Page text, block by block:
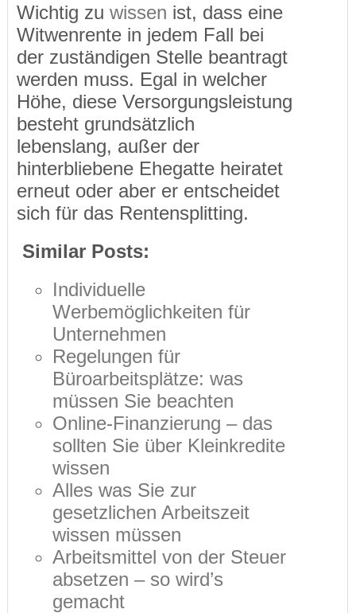
Wichtig zu wissen ist, dass eine
Witwenrente in jedem Fall bei
der zuständigen Stelle beantragt
werden muss. Egal in welcher
Höhe, diese Versorgungsleistung
besteht grundsätzlich
lebenslang, außer der
hinterbliebene Ehegatte heiratet
erneut oder aber er entscheidet
sich für das Rentensplitting.
Similar Posts:
Individuelle
Werbemöglichkeiten für
Unternehmen
Regelungen für
Büroarbeitsplätze: was
müssen Sie beachten
Online-Finanzierung – das
sollten Sie über Kleinkredite
wissen
Alles was Sie zur
gesetzlichen Arbeitszeit
wissen müssen
Arbeitsmittel von der Steuer
absetzen – so wird’s
gemacht